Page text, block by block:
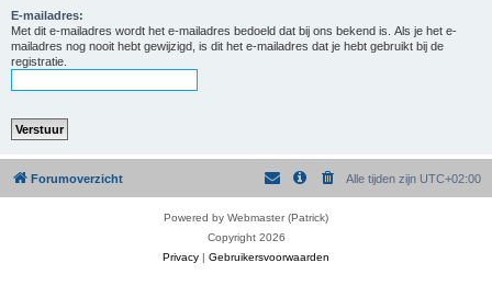
E-mailadres:
Met dit e-mailadres wordt het e-mailadres bedoeld dat bij ons bekend is. Als je het e-
mailadres nog nooit hebt gewijzigd, is dit het e-mailadres dat je hebt gebruikt bij de
registratie.
Forumoverzicht Alle tijden zijn UTC+02:00
Powered by Webmaster (Patrick)
Copyright 2026
Privacy | Gebruikersvoorwaarden